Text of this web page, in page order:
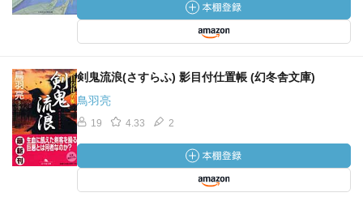
剣鬼流浪(さすらふ) 影目付仕置帳 (幻冬舎文庫)
鳥羽亮
19 4.33 2